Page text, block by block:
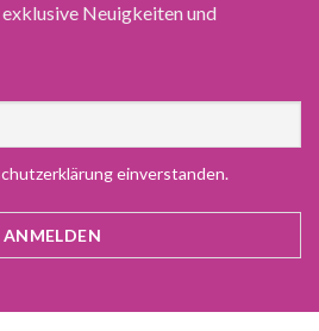
Neuigkeiten und
einverstanden.